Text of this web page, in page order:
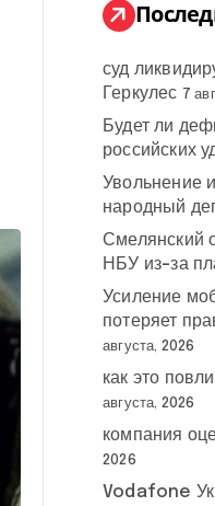
:
суд
Геркулес 7
Будет ли
российских
Увольнение
народный
Смелянский
НБУ из-за
Усиление
потеряет
августа, 2026
как это
августа, 2026
компания
2026
Vodafone